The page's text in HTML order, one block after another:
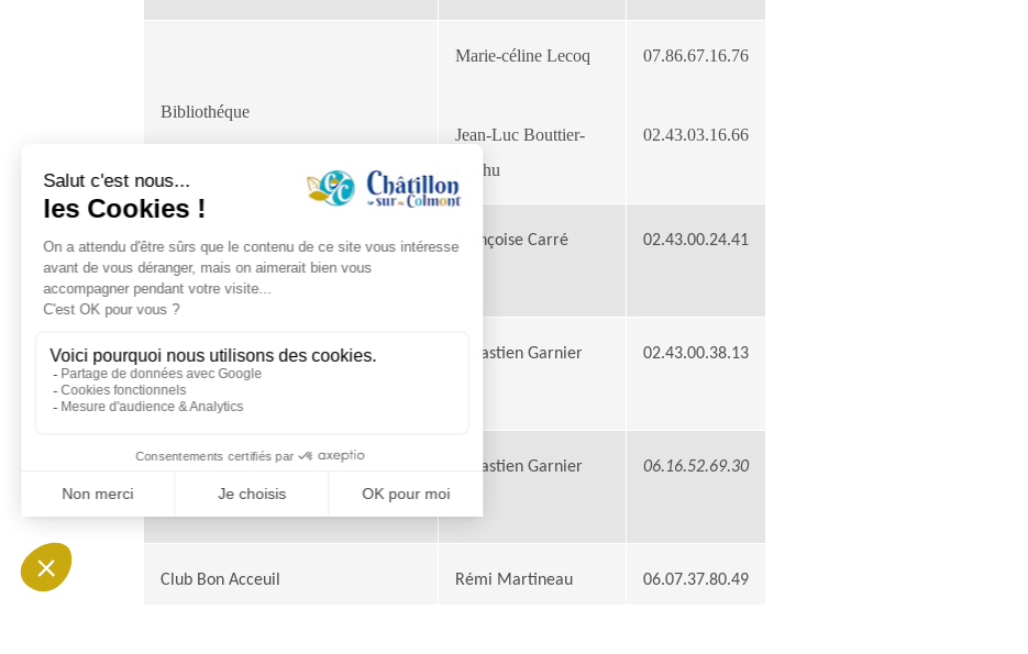
Bibliothéque
Marie-céline Lecoq
Jean-Luc Bouttier-
Lochu
07.86.67.16.76
02.43.03.16.66
Centre de loisirs Chapi Chapo Françoise Carré 02.43.00.24.41
Châtillon Patrimoine Sébastien Garnier 02.43.00.38.13
Les Chant'illons (chorale) Sébastien Garnier 06.16.52.69.30
Club Bon Acceuil Rémi Martineau 06.07.37.80.49